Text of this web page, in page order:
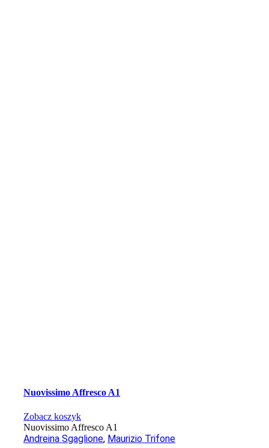
Nuovissimo Affresco A1
Zobacz koszyk
Nuovissimo Affresco A1
Andreina Sgaglione, Maurizio Trifone